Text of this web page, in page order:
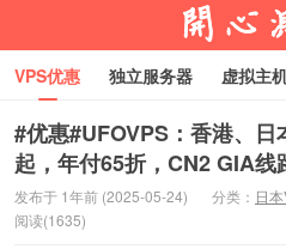
开心
VPS优惠 独立服务器 虚拟主
折腾VPS 真实测评 Hostloc趣
RackNerd促销套餐
#优惠#UFOVPS：香港、
起，年付65折，CN2 GIA
发布于 1年前 (2025-05-24) 分类： 日
阅读(1635)